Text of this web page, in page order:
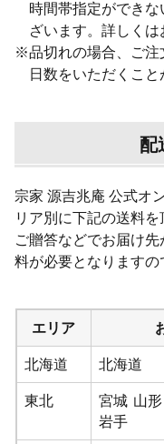
時間帯指定ができ
ざいます。詳しくは
※品切れの場合、ご注
日数をいただくこと
配
宗家 源吉兆庵 公式オ
リア別に下記の送料を
ご贈答などでお届け
料が必要となりますの
エリア
北海道 北海道
東北 宮城 山形
岩手